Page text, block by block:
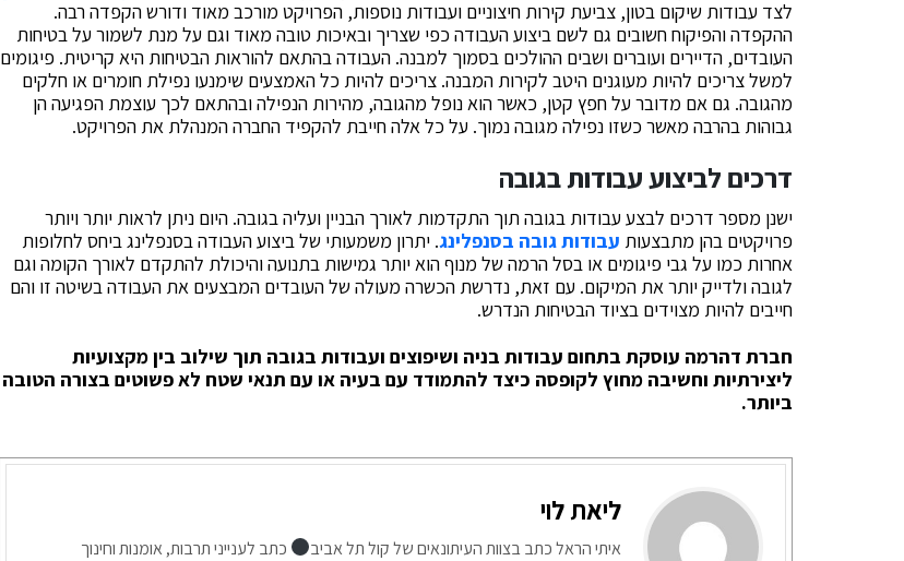
לצד עבודות שיקום בטון, צביעת קירות חיצוניים ועבודות נוספות, הפרויקט מורכב מאוד ודורש הקפדה רבה.
ההקפדה והפיקוח חשובים גם לשם ביצוע העבודה כפי שצריך ובאיכות טובה מאוד וגם על מנת לשמור על בטיחות
העובדים, הדיירים ועוברים ושבים ההולכים בסמוך למבנה. העבודה בהתאם להוראות הבטיחות היא קריטית. פיגומים
למשל צריכים להיות מעוגנים היטב לקירות המבנה. צריכים להיות כל האמצעים שימנעו נפילת חומרים או חלקים
מהגובה. גם אם מדובר על חפץ קטן, כאשר הוא נופל מהגובה, מהירות הנפילה ובהתאם לכך עוצמת הפגיעה הן
גבוהות בהרבה מאשר כשזו נפילה מגובה נמוך. על כל אלה חייבת להקפיד החברה המנהלת את הפרויקט.
דרכים לביצוע עבודות בגובה
ישנן מספר דרכים לבצע עבודות בגובה תוך התקדמות לאורך הבניין ועליה בגובה. היום ניתן לראות יותר ויותר
פרויקטים בהן מתבצעות עבודות גובה בסנפלינג. יתרון משמעותי של ביצוע העבודה בסנפלינג ביחס לחלופות
אחרות כמו על גבי פיגומים או בסל הרמה של מנוף הוא יותר גמישות בתנועה והיכולת להתקדם לאורך הקומה וגם
לגובה ולדייק יותר את המיקום. עם זאת, נדרשת הכשרה מעולה של העובדים המבצעים את העבודה בשיטה זו והם
חייבים להיות מצוידים בציוד הבטיחות הנדרש.
חברת דהרמה עוסקת בתחום עבודות בניה ושיפוצים ועבודות בגובה תוך שילוב בין מקצועיות
ליצירתיות וחשיבה מחוץ לקופסה כיצד להתמודד עם בעיה או עם תנאי שטח לא פשוטים בצורה הטובה
ביותר.
ליאת לוי
איתי הראל כתב בצוות העיתונאים של קול תל אביב
כתב לענייני תרבות, אומנות וחינוך